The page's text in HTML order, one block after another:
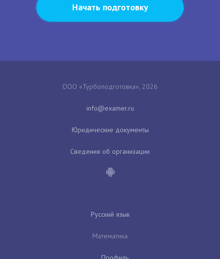
Начать подготовку
ООО «Турбоподготовка», 2026
Юридические документы
Сведения об организации
Русский язык
Математика